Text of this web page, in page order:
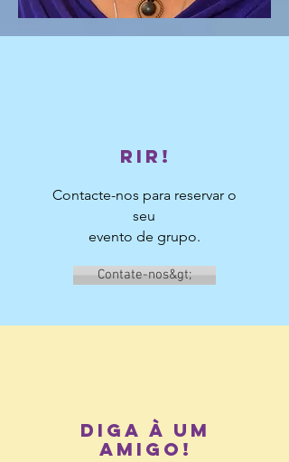
Rir!
Contacte-nos para reservar o
seu
evento de grupo.
Contate-nos&gt;
diga à um
amigo!